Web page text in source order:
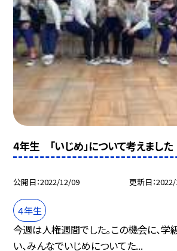
4年生 「いじめ」について考えました
公開日 2022/12/09 更新日
４年生
今週は人権週間でした。この機会に、
い、みんなでいじめについてた...